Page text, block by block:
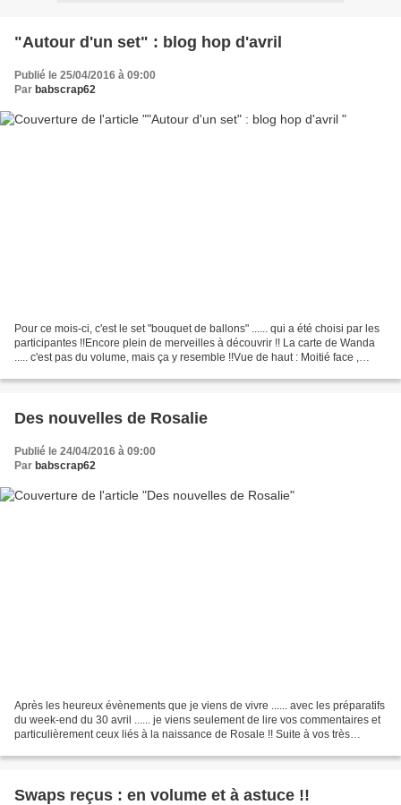
"Autour d'un set" : blog hop d'avril
Publié le 25/04/2016 à 09:00
Par babscrap62
Pour ce mois-ci, c'est le set "bouquet de ballons" ...... qui a été choisi par les
participantes !!Encore plein de merveilles à découvrir !! La carte de Wanda
..... c'est pas du volume, mais ça y resemble !!Vue de haut : Moitié face ,
Des nouvelles de Rosalie
Publié le 24/04/2016 à 09:00
Par babscrap62
Après les heureux évènements que je viens de vivre ...... avec les préparatifs
du week-end du 30 avril ...... je viens seulement de lire vos commentaires et
particulièrement ceux liés à la naissance de Rosale !! Suite à vos très
Swaps reçus : en volume et à astuce !!